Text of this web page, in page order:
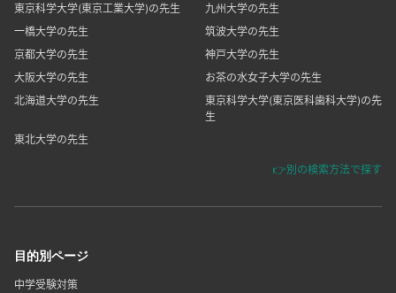
東京科学大学(東京工業大学)の先生
九州大学の先生
一橋大学の先生
筑波大学の先生
京都大学の先生
神戸大学の先生
大阪大学の先生
お茶の水女子大学の先生
北海道大学の先生
東京科学大学(東京医科歯科大学)の先
生
東北大学の先生
👉別の検索方法で探す
目的別ページ
中学受験対策